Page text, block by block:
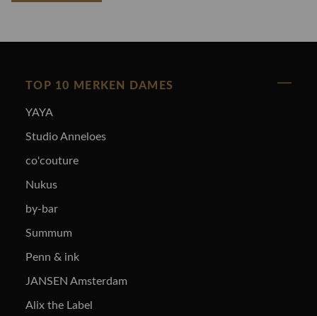
TOP 10 MERKEN DAMES
YAYA
Studio Anneloes
co'couture
Nukus
by-bar
Summum
Penn & ink
JANSEN Amsterdam
Alix the Label